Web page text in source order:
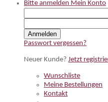
Bitte anmelden Mein Konto
Anmelden
Passwort vergessen?
Neuer Kunde? Jetzt
Wunschliste
Meine Bestellungen
Kontakt